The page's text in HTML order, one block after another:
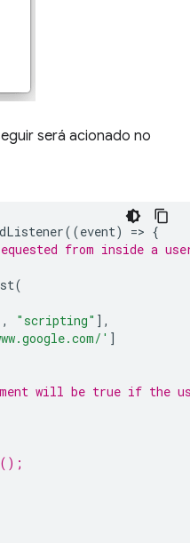
será acionado no
((event) => {
from inside a
(
, "scripting" ],
' ]
will be true if the